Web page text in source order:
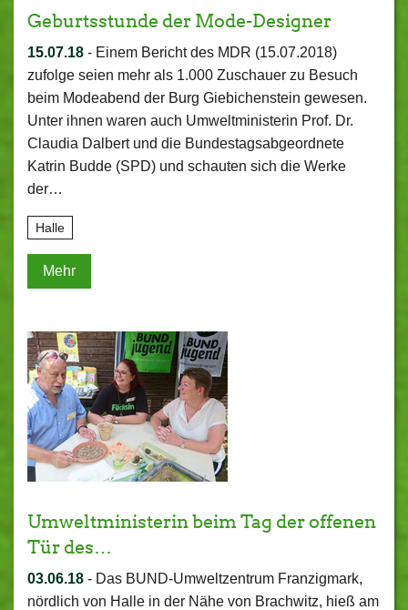
Geburtsstunde der Mode-Designer
15.07.18 - Einem Bericht des MDR (15.07.2018)
zufolge seien mehr als 1.000 Zuschauer zu Besuch
beim Modeabend der Burg Giebichenstein gewesen.
Unter ihnen waren auch Umweltministerin Prof. Dr.
Claudia Dalbert und die Bundestagsabgeordnete
Katrin Budde (SPD) und schauten sich die Werke
der…
Halle
Mehr
Umweltministerin beim Tag der offenen
Tür des…
03.06.18 - Das BUND-Umweltzentrum Franzigmark,
nördlich von Halle in der Nähe von Brachwitz, hieß am